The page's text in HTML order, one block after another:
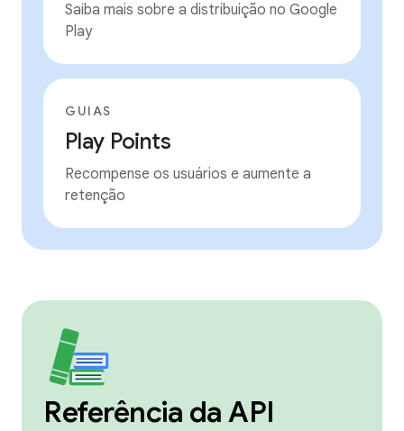
Saiba mais sobre a distribuição no Google
Play
GUIAS
Play Points
Recompense os usuários e aumente a
retenção
Referência da API